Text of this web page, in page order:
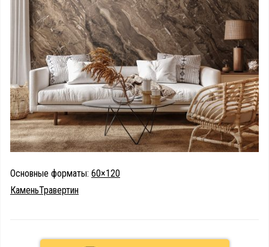
Основные форматы: 60×120
КаменьТравертин